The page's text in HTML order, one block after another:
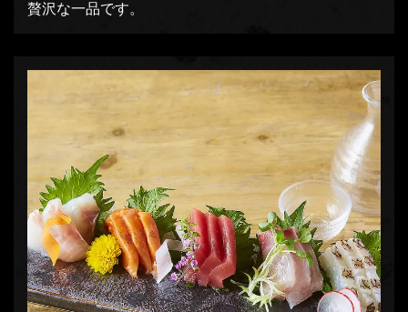
贅沢な一品です。